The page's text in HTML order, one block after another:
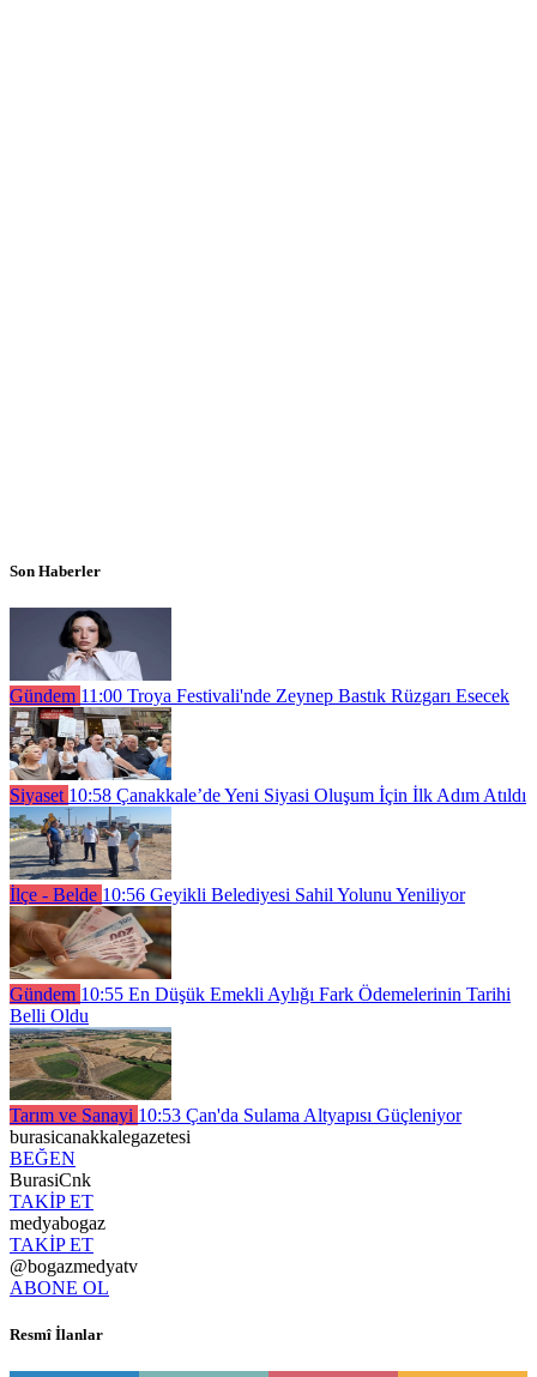
Son Haberler
Gündem 11:00 Troya Festivali'nde Zeynep Bastık Rüzgarı Esecek
Siyaset 10:58 Çanakkale’de Yeni Siyasi Oluşum İçin İlk Adım Atıldı
İlçe - Belde 10:56 Geyikli Belediyesi Sahil Yolunu Yeniliyor
Gündem 10:55 En Düşük Emekli Aylığı Fark Ödemelerinin Tarihi
Belli Oldu
Tarım ve Sanayi 10:53 Çan'da Sulama Altyapısı Güçleniyor
burasicanakkalegazetesi
BEĞEN
BurasiCnk
TAKİP ET
medyabogaz
TAKİP ET
@bogazmedyatv
ABONE OL
Resmî İlanlar